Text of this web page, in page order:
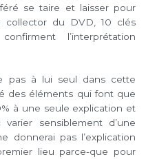
se taire et laisser pour
collector du DVD, 10 clés
l’interprétation
pas à lui seul dans cette
des éléments qui font que
à une seule explication et
sensiblement d’une
donnerai pas l’explication
lieu parce-que pour